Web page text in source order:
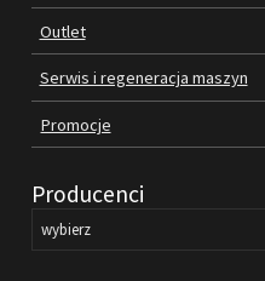
PROMOCJE
REGULAMIN
KATALOGI
OBRABIARKI DO DREWNA
SILNIKI ELEKTRYCZNE
Outlet
Serwis i regeneracja maszyn
Promocje
Producenci